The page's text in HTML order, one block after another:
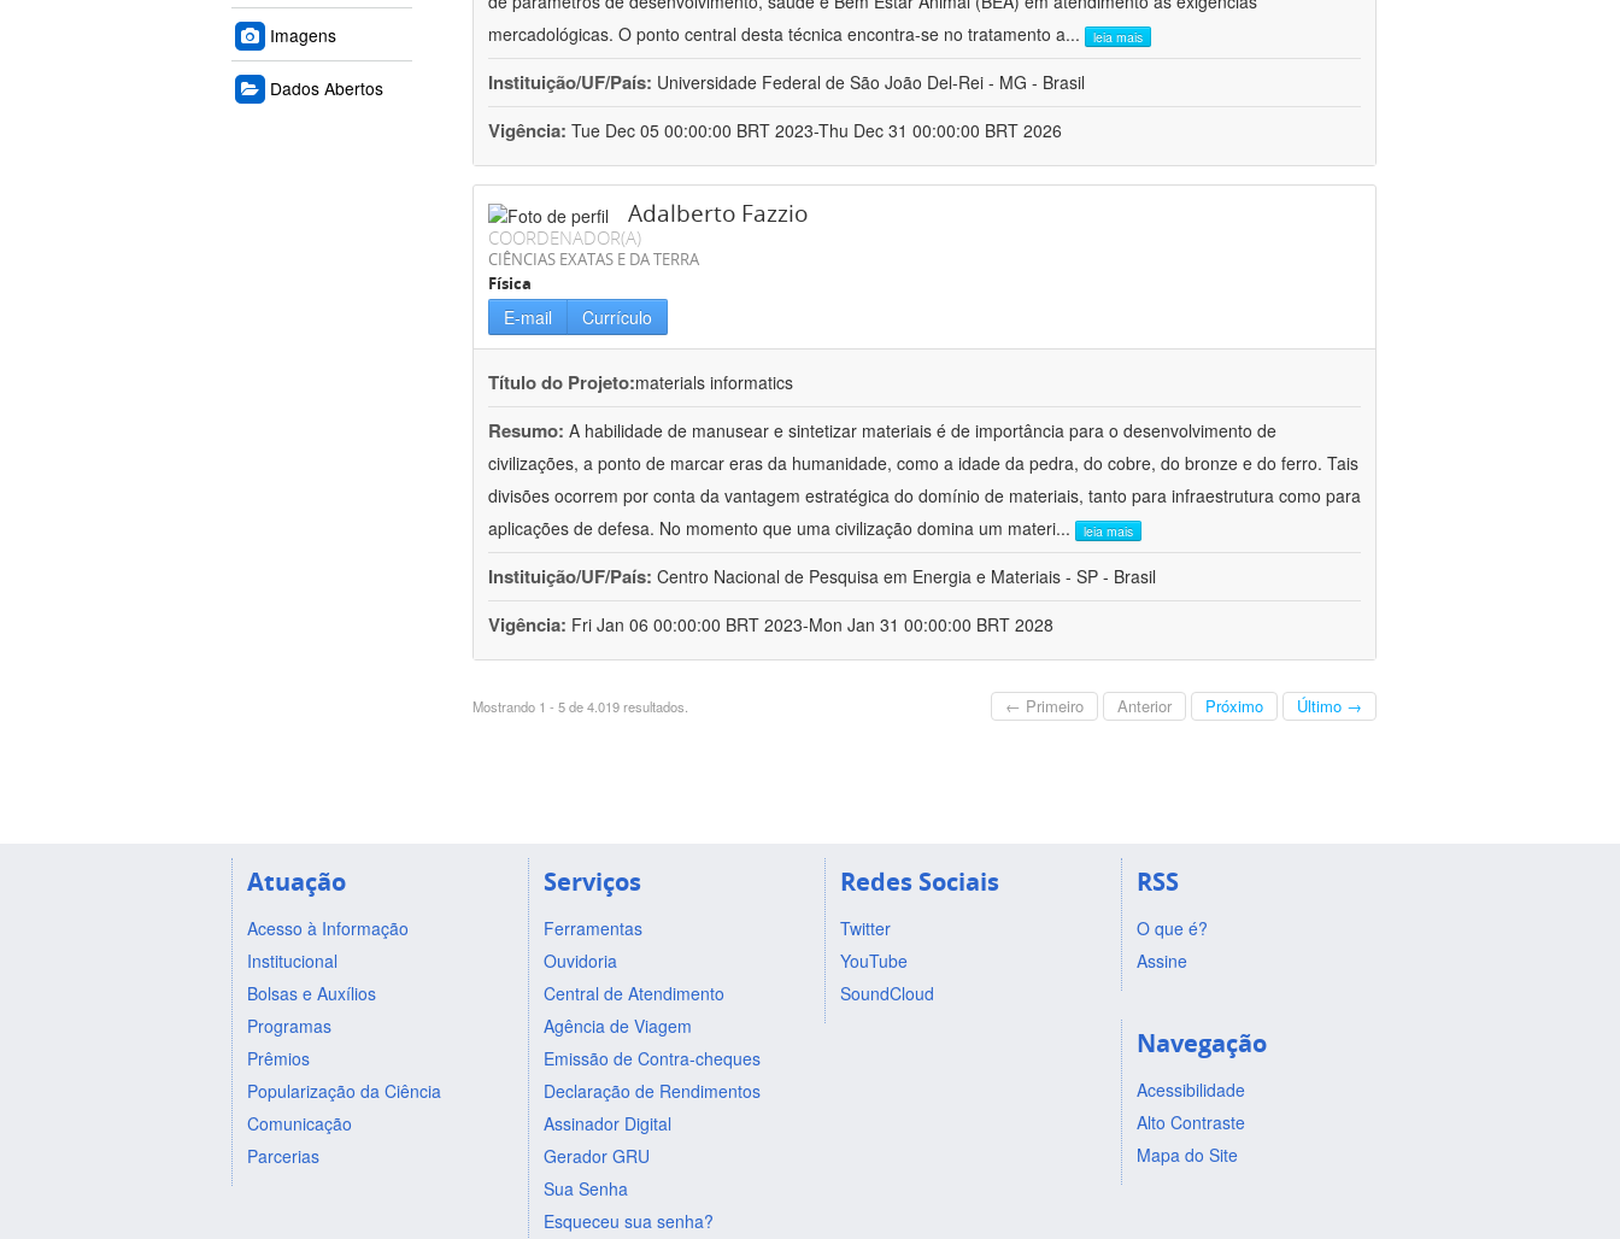
Imagens
Dados Abertos
mercadológicas. O ponto central desta técnica encontra-se no tratamento a... leia mais
Instituição/UF/País: Universidade Federal de São João Del-Rei - MG - Brasil
Vigência: Tue Dec 05 00:00:00 BRT 2023-Thu Dec 31 00:00:00 BRT 2026
Adalberto Fazzio
COORDENADOR(A)
CIÊNCIAS EXATAS E DA TERRA
Física
E-mail Currículo
Título do Projeto:materials informatics
Resumo: A habilidade de manusear e sintetizar materiais é de importância para o desenvolvimento de
civilizações, a ponto de marcar eras da humanidade, como a idade da pedra, do cobre, do bronze e do ferro. Tais
divisões ocorrem por conta da vantagem estratégica do domínio de materiais, tanto para infraestrutura como para
aplicações de defesa. No momento que uma civilização domina um materi... leia mais
Instituição/UF/País: Centro Nacional de Pesquisa em Energia e Materiais - SP - Brasil
Vigência: Fri Jan 06 00:00:00 BRT 2023-Mon Jan 31 00:00:00 BRT 2028
Mostrando 1 - 5 de 4.019 resultados. ← Primeiro Anterior Próximo Último →
Atuação
Acesso à Informação
Institucional
Bolsas e Auxílios
Programas
Prêmios
Popularização da Ciência
Comunicação
Parcerias
Serviços
Ferramentas
Ouvidoria
Central de Atendimento
Agência de Viagem
Emissão de Contra-cheques
Declaração de Rendimentos
Assinador Digital
Gerador GRU
Sua Senha
Esqueceu sua senha?
Redes Sociais
Twitter
YouTube
SoundCloud
RSS
O que é?
Assine
Navegação
Acessibilidade
Alto Contraste
Mapa do Site